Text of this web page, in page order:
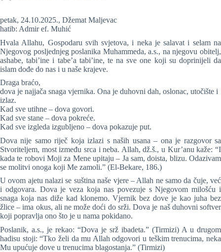
petak, 24.10.2025., Džemat Maljevac
hatib: Admir ef. Muhić
Hvala Allahu, Gospodaru svih svjetova, i neka je salavat i selam na
Njegovog posljednjeg poslanika Muhammeda, a.s., na njegovu obitelj,
ashabe, tabi’ine i tabe’a tabi’ine, te na sve one koji su doprinijeli da
islam dođe do nas i u naše krajeve.
Draga braćo,
dova je najjača snaga vjernika. Ona je duhovni dah, oslonac, utočište i
izlaz.
Kad sve utihne – dova govori.
Kad sve stane – dova pokreće.
Kad sve izgleda izgubljeno – dova pokazuje put.
Dova nije samo riječ koja izlazi s naših usana – ona je razgovor sa
Stvoriteljem, most između srca i neba. Allah, dž.š., u Kur’anu kaže: “I
kada te robovi Moji za Mene upitaju – Ja sam, doista, blizu. Odazivam
se molitvi onoga koji Me zamoli.” (El-Bekare, 186.)
U ovom ajetu nalazi se suština naše vjere – Allah ne samo da čuje, već
i odgovara. Dova je veza koja nas povezuje s Njegovom milošću i
snaga koja nas diže kad klonemo. Vjernik bez dove je kao juha bez
žlice – ima okus, ali ne može doći do srži. Dova je naš duhovni softver
koji popravlja ono što je u nama pokidano.
Poslanik, a.s., je rekao: “Dova je srž ibadeta.” (Tirmizi) A u drugom
hadisu stoji: “Tko želi da mu Allah odgovori u teškim trenucima, neka
Mu upućuje dove u trenucima blagostanja.” (Tirmizi)